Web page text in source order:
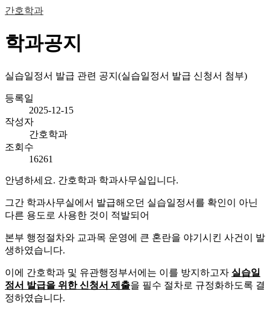
간호학과
학과공지
실습일정서 발급 관련 공지(실습일정서 발급 신청서 첨부)
등록일
2025-12-15
작성자
간호학과
조회수
16261
안녕하세요. 간호학과 학과사무실입니다.
그간 학과사무실에서 발급해오던 실습일정서를 확인이 아닌
다른 용도로 사용한 것이 적발되어
본부 행정절차와 교과목 운영에 큰 혼란을 야기시킨 사건이 발
생하였습니다.
이에 간호학과 및 유관행정부서에는 이를 방지하고자 실습일
정서 발급을 위한 신청서 제출을 필수 절차로 규정화하도록 결
정하였습니다.